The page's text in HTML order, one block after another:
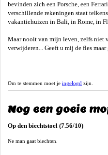
bevinden zich een Porsche, een
verschillende rekeningen staat
vakantiehuizen in Bali, in Rome, in
Maar nooit van mijn leven, zelfs niet
verwijderen... Geeft u mij de fles
Om te stemmen moet je ingelogd zijn.
Nog een goeie
Op den biechtstoel (7.56/10)
Ne man gaat biechten.